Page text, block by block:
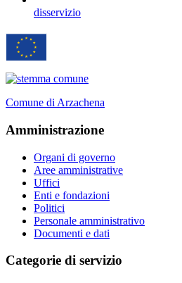
disservizio
Comune di Arzachena
Amministrazione
Organi di governo
Aree amministrative
Uffici
Enti e fondazioni
Politici
Personale amministrativo
Documenti e dati
Categorie di servizio